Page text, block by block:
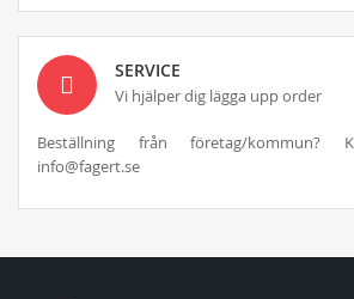
SERVICE
Vi hjälper dig lägga upp order
Beställning från företag/kommun?
info@fagert.se